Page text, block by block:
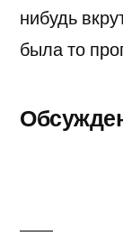
нибудь
была то